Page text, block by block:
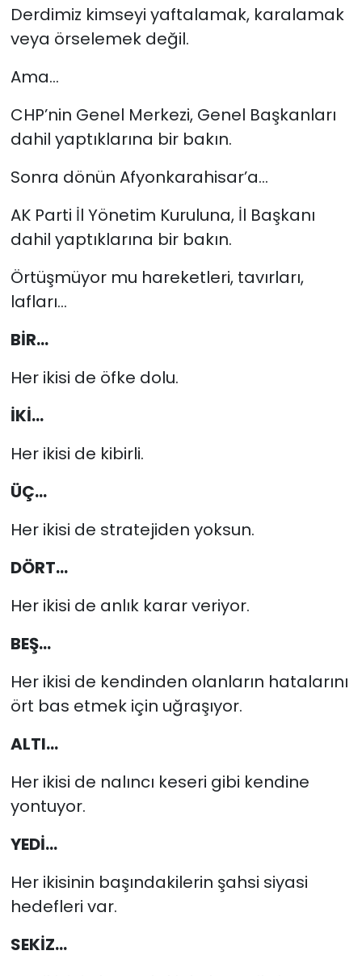
Derdimiz kimseyi yaftalamak, karalamak
veya örselemek değil.
Ama...
CHP’nin Genel Merkezi, Genel Başkanları
dahil yaptıklarına bir bakın.
Sonra dönün Afyonkarahisar’a...
AK Parti İl Yönetim Kuruluna, İl Başkanı
dahil yaptıklarına bir bakın.
Örtüşmüyor mu hareketleri, tavırları,
lafları...
BİR...
Her ikisi de öfke dolu.
İKİ...
Her ikisi de kibirli.
ÜÇ...
Her ikisi de stratejiden yoksun.
DÖRT...
Her ikisi de anlık karar veriyor.
BEŞ...
Her ikisi de kendinden olanların hatalarını
ört bas etmek için uğraşıyor.
ALTI...
Her ikisi de nalıncı keseri gibi kendine
yontuyor.
YEDİ...
Her ikisinin başındakilerin şahsi siyasi
hedefleri var.
SEKİZ...